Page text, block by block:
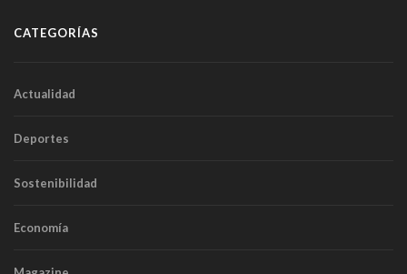
CATEGORÍAS
Actualidad
Deportes
Sostenibilidad
Economía